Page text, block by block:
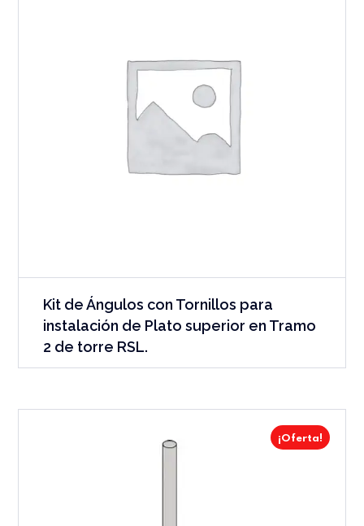
Kit de Ángulos con Tornillos para
instalación de Plato superior en Tramo
2 de torre RSL.
¡Oferta!